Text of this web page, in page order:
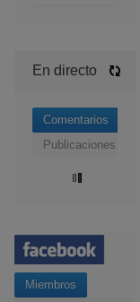
En directo
Comentarios
Publicaciones
Miembros